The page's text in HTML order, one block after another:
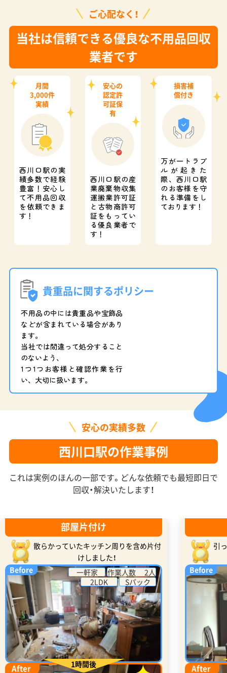
ご心配なく！
当社は信頼できる優良な不用品回収
業者です
月間
3,000件
実績
西川口駅の実
績多数で経験
豊富！ 安心し
て不用品回収
を依頼できま
す！
安心の
認定許
可証保
有
西川口駅の産
業廃棄物収集
運搬業許可証
と 古物商許可
証をもってい
る優良業者で
す！
損害補
償付き
万が一トラブ
ルが起きた
際、西川口駅
のお客様を守
れる準備をし
ております！
貴重品に関するポリシー
不用品の中には貴重品や宝飾品
などが含まれている場合があり
ます。
当社では間違って処分すること
のないよう、
1つ1つお客様と確認作業を行
い、大切に扱います。
安心の実績多数
西川口駅の作業事例
これは実例のほんの一部です。どんな依頼でも最短即日で
回収・解決いたします！
部屋片付け
散らかっていたキッチン周りを含め片付
けしました！
Before
一軒家
作業人数 2人
2LDK
Sパック
After 1時間後
引
Before
After